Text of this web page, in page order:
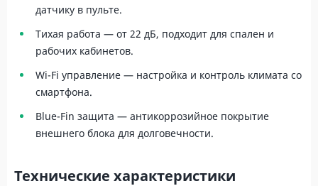
датчику в пульте.
Тихая работа — от 22 дБ, подходит для спален и
рабочих кабинетов.
Wi-Fi управление — настройка и контроль климата со
смартфона.
Blue-Fin защита — антикоррозийное покрытие
внешнего блока для долговечности.
Технические характеристики